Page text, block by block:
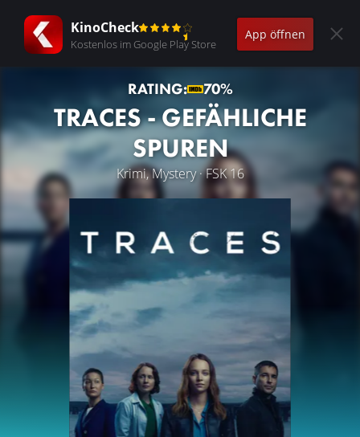
KinoCheck
Kostenlos im Google Play Store
App öffnen
RATING: 70%
TRACES - GEFÄHLICHE
SPUREN
Krimi, Mystery · FSK 16